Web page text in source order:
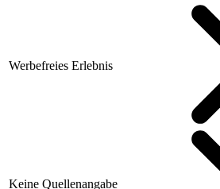
Werbefreies Erlebnis
Keine Quellenangabe